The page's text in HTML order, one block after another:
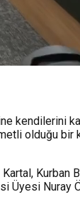
olduğu bir
Üyesi Nuray